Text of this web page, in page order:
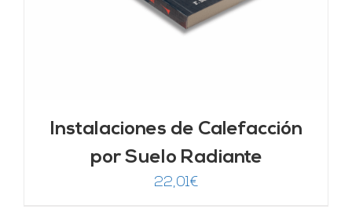
Instalaciones de Calefacción
por Suelo Radiante
22,01€